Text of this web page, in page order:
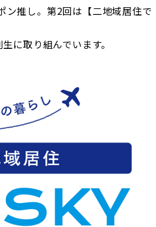
ン推し。第2回は【二地域居住で
に取り組んでいます。